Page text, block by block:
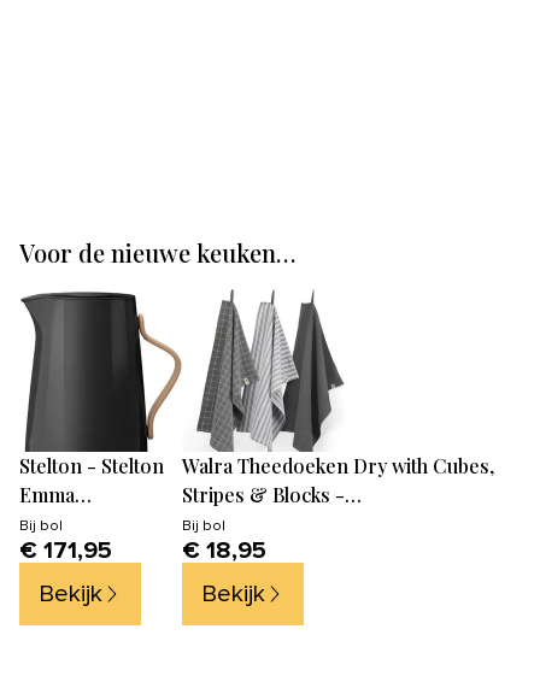
Voor de nieuwe keuken…
Stelton - Stelton
Emma
Waterkoker 1,2 L -
Zwart/Mat
Bij bol
€ 171,95
Bekijk
Walra Theedoeken Dry with Cubes,
Stripes & Blocks -
Keukenhanddoeken 3 x 50x70cm -
Theedoeken en Keukendoeken set
100% Katoen - Off Black
Bij bol
€ 18,95
Bekijk